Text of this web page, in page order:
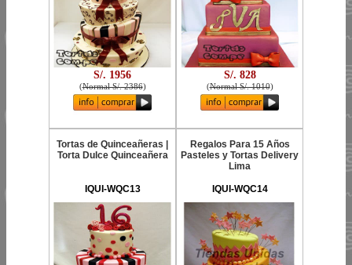
S/. 1956
(Normal S/. 2386)
S/. 828
(Normal S/. 1010)
Tortas de Quinceañeras |
Torta Dulce Quinceañera
IQUI-WQC13
Regalos Para 15 Años
Pasteles y Tortas Delivery
Lima
IQUI-WQC14